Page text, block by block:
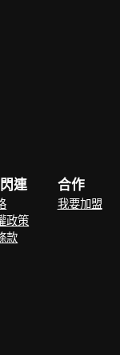
連
政策
款
合作
我要加盟